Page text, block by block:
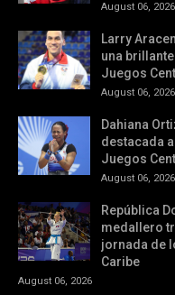
August 06, 2026
Larry
una
Juegos
August 06, 2026
Dahiana
destacada
Juegos
August 06, 2026
República
medallero
jornada de
Caribe
August 06, 2026